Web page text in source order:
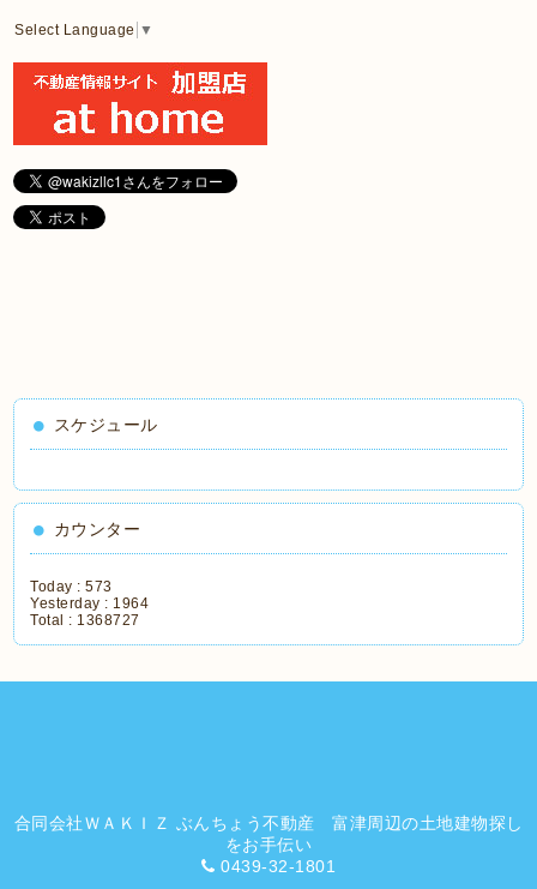
Select Language ▼
スケジュール
カウンター
Today :573
Yesterday : 1964
Total : 1368727
合同会社ＷＡＫＩＺ ぶんちょう不動産 富津周辺の土地建物探し
をお手伝い
0439-32-1801